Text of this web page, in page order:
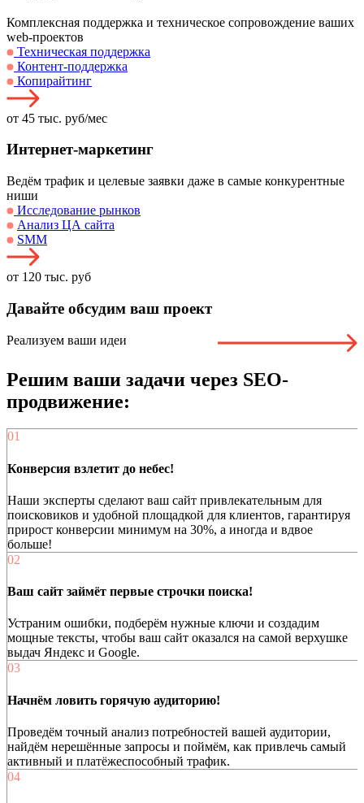
Комплексная поддержка и техническое сопровождение ваших
web-проектов
Техническая поддержка
Контент-поддержка
Копирайтинг
от 45 тыс. руб/мес
Интернет-маркетинг
Ведём трафик и целевые заявки даже в самые конкурентные
ниши
Исследование рынков
Анализ ЦА сайта
SMM
от 120 тыс. руб
Давайте обсудим ваш проект
Реализуем ваши идеи
Решим ваши задачи через SEO-
продвижение:
01
Конверсия взлетит до небес!
Наши эксперты сделают ваш сайт привлекательным для
поисковиков и удобной площадкой для клиентов, гарантируя
прирост конверсии минимум на 30%, а иногда и вдвое
больше!
02
Ваш сайт займёт первые строчки поиска!
Устраним ошибки, подберём нужные ключи и создадим
мощные тексты, чтобы ваш сайт оказался на самой верхушке
выдач Яндекс и Google.
03
Начнём ловить горячую аудиторию!
Проведём точный анализ потребностей вашей аудитории,
найдём нерешённые запросы и поймём, как привлечь самый
активный и платёжеспособный трафик.
04